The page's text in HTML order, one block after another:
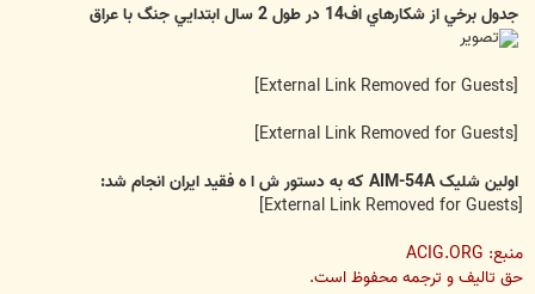
جدول برخي از شکارهاي اف14 در طول 2 سال ابتدايي جنگ با عراق
اولین شلیک AIM-54A که به دستور ش ا ه فقید ایران انجام شد:
منبع: ACIG.ORG
حق تالیف و ترجمه محفوظ است.